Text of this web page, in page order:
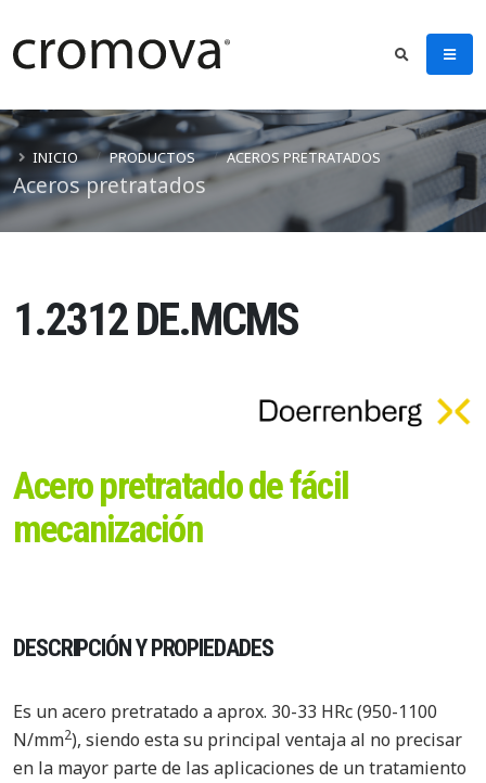
Aceros pretratados
INICIO PRODUCTOS ACEROS PRETRATADOS
1.2312 DE.MCMS
Acero pretratado de fácil
mecanización
DESCRIPCIÓN Y PROPIEDADES
Es un acero pretratado a aprox. 30-33 HRc (950-1100
N/mm2), siendo esta su principal ventaja al no precisar
en la mayor parte de las aplicaciones de un tratamiento